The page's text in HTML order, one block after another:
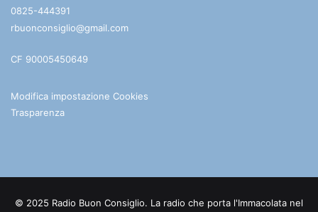
0825-444391
rbuonconsiglio@gmail.com
CF 90005450649
Modifica impostazione Cookies
Trasparenza
© 2025 Radio Buon Consiglio. La radio che porta l'Immacolata nel